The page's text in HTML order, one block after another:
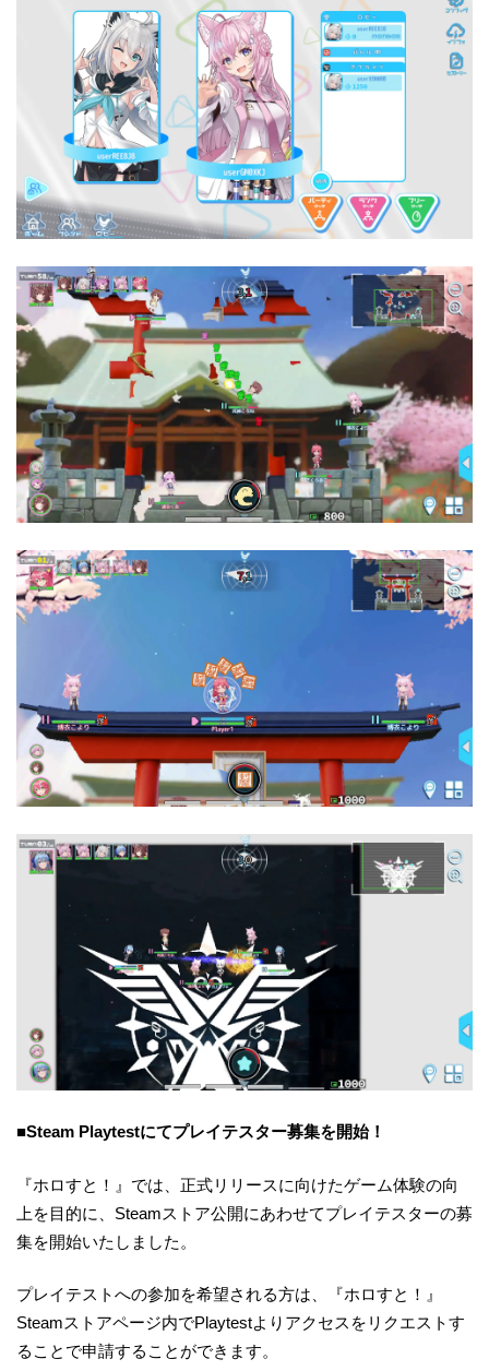
■Steam Playtestにてプレイテスター募集を開始！
『ホロすと！』では、正式リリースに向けたゲーム体験の向
上を目的に、Steamストア公開にあわせてプレイテスターの募
集を開始いたしました。
プレイテストへの参加を希望される方は、『ホロすと！』
Steamストアページ内でPlaytestよりアクセスをリクエストす
ることで申請することができます。